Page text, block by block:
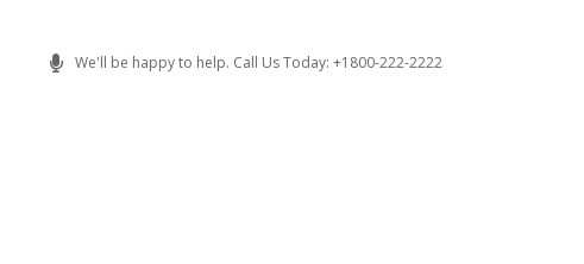
content
We'll be happy to help. Call Us Today: +1800-222-2222